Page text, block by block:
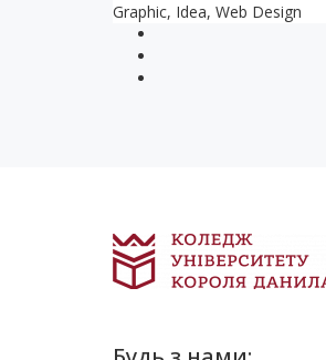
Graphic, Idea, Web Design